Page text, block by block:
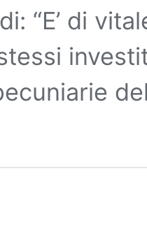
“E’ di